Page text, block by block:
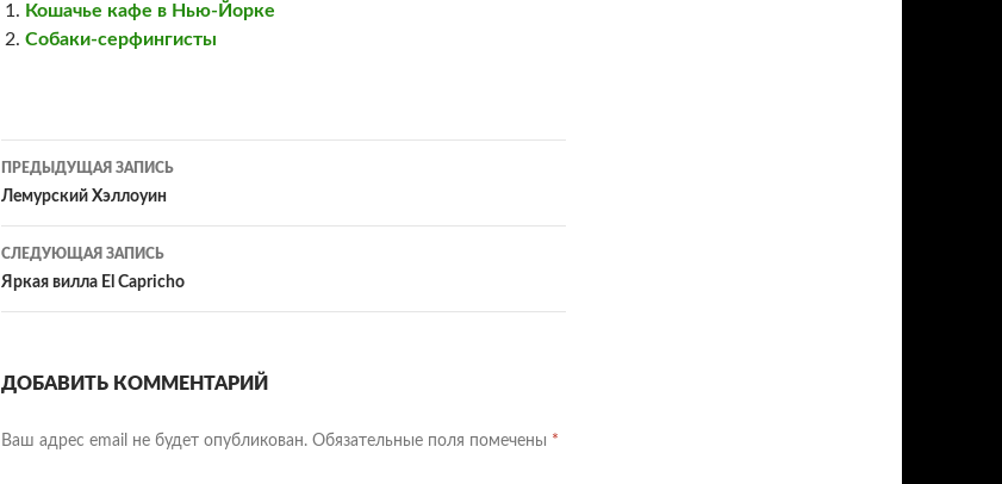
Кошачье кафе в Нью-Йорке
Собаки-серфингисты
Навигация
по
записям
ПРЕДЫДУЩАЯ ЗАПИСЬ
Лемурский Хэллоуин
СЛЕДУЮЩАЯ ЗАПИСЬ
Яркая вилла El Capricho
ДОБАВИТЬ КОММЕНТАРИЙ
Ваш адрес email не будет опубликован. Обязательные поля помечены *